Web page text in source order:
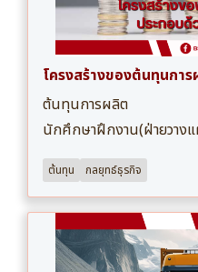
โครงสร้างของต้นทุนกา
ต้นทุนการผลิต
นักศึกษาฝึกงาน(ฝ่ายวาง
ต้นทุน กลยุทธ์ธุรกิจ